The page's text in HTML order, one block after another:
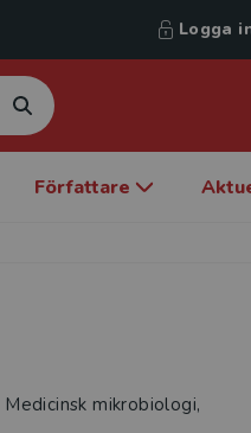
Logga
Författare
mikrobiologi,